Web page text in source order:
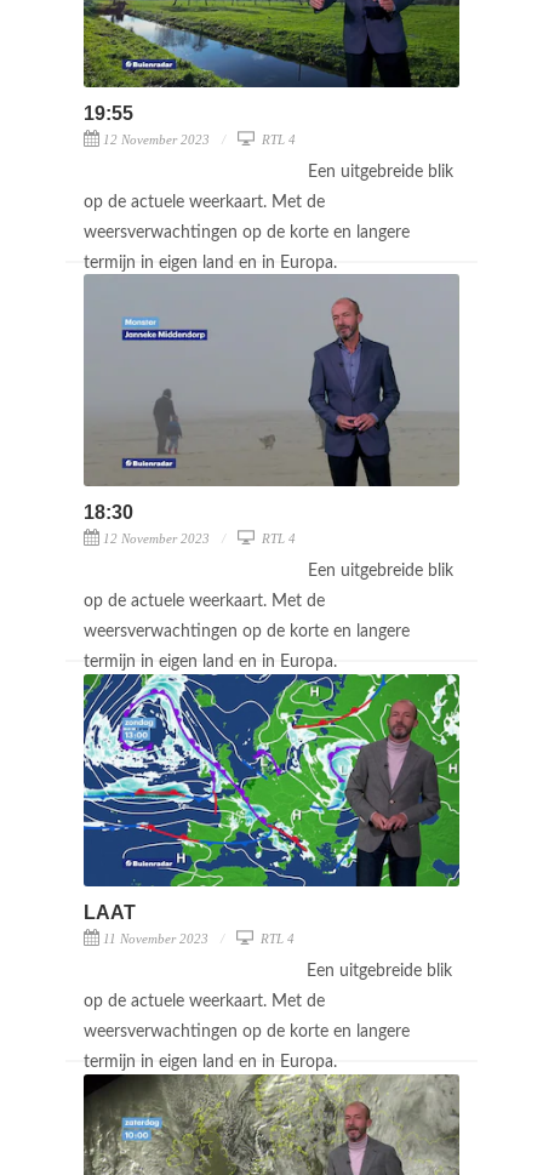
19:55
12 November 2023 RTL 4
Een uitgebreide blik
op de actuele weerkaart. Met de
weersverwachtingen op de korte en langere
termijn in eigen land en in Europa.
18:30
12 November 2023 RTL 4
Een uitgebreide blik
op de actuele weerkaart. Met de
weersverwachtingen op de korte en langere
termijn in eigen land en in Europa.
LAAT
11 November 2023 RTL 4
Een uitgebreide blik
op de actuele weerkaart. Met de
weersverwachtingen op de korte en langere
termijn in eigen land en in Europa.